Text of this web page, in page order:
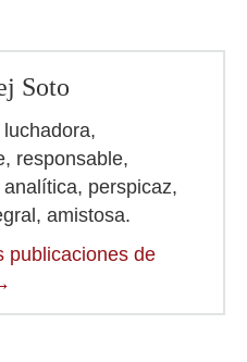
Soto
responsable,
perspicaz,
amistosa.
publicaciones de